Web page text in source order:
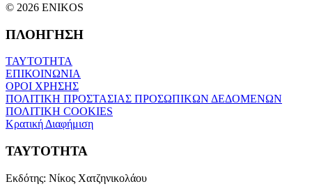
© 2026 ENIKOS
ΠΛΟΗΓΗΣΗ
ΤΑΥΤΟΤΗΤΑ
ΕΠΙΚΟΙΝΩΝΙΑ
ΟΡΟΙ ΧΡΗΣΗΣ
ΠΟΛΙΤΙΚΗ ΠΡΟΣΤΑΣΙΑΣ ΠΡΟΣΩΠΙΚΩΝ ΔΕΔΟΜΕΝΩΝ
ΠΟΛΙΤΙΚΗ COOKIES
Κρατική Διαφήμιση
ΤΑΥΤΟΤΗΤΑ
Εκδότης: Νίκος Χατζηνικολάου